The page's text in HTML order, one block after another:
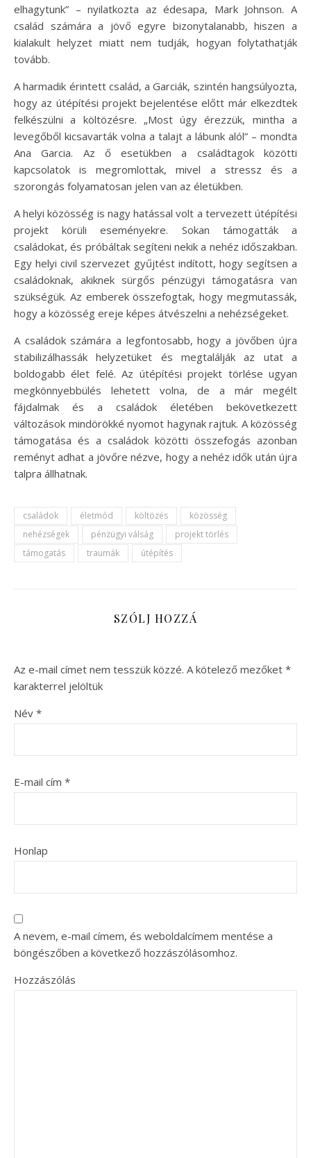
elhagytunk” – nyilatkozta az édesapa, Mark Johnson. A
család számára a jövő egyre bizonytalanabb, hiszen a
kialakult helyzet miatt nem tudják, hogyan folytathatják
tovább.
A harmadik érintett család, a Garciák, szintén hangsúlyozta,
hogy az útépítési projekt bejelentése előtt már elkezdtek
felkészülni a költözésre. „Most úgy érezzük, mintha a
levegőből kicsavarták volna a talajt a lábunk alól” – mondta
Ana Garcia. Az ő esetükben a családtagok közötti
kapcsolatok is megromlottak, mivel a stressz és a
szorongás folyamatosan jelen van az életükben.
A helyi közösség is nagy hatással volt a tervezett útépítési
projekt körüli eseményekre. Sokan támogatták a
családokat, és próbáltak segíteni nekik a nehéz időszakban.
Egy helyi civil szervezet gyűjtést indított, hogy segítsen a
családoknak, akiknek sürgős pénzügyi támogatásra van
szükségük. Az emberek összefogtak, hogy megmutassák,
hogy a közösség ereje képes átvészelni a nehézségeket.
A családok számára a legfontosabb, hogy a jövőben újra
stabilizálhassák helyzetüket és megtalálják az utat a
boldogabb élet felé. Az útépítési projekt törlése ugyan
megkönnyebbülés lehetett volna, de a már megélt
fájdalmak és a családok életében bekövetkezett
változások mindörökké nyomot hagynak rajtuk. A közösség
támogatása és a családok közötti összefogás azonban
reményt adhat a jövőre nézve, hogy a nehéz idők után újra
talpra állhatnak.
családok életmód költözés
közösség
nehézségek
pénzügyi válság
projekt törlés
támogatás
traumák útépítés
SZÓLJ HOZZÁ
Az e-mail címet nem tesszük közzé. A kötelező mezőket *
karakterrel jelöltük
Név *
E-mail cím *
Honlap
A nevem, e-mail címem, és weboldalcímem mentése a
böngészőben a következő hozzászólásomhoz.
Hozzászólás